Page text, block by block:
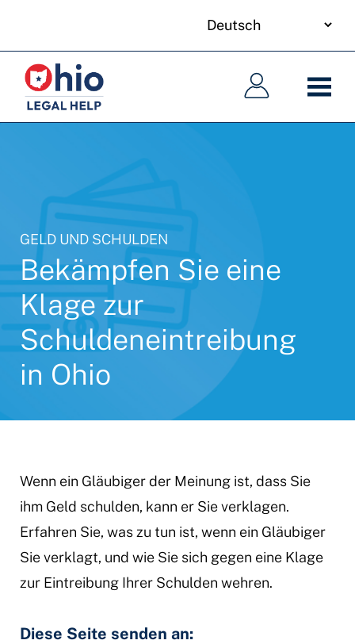
main
content
Hauptnavigation
Hauptnavigation
GELD UND SCHULDEN
Bekämpfen Sie eine
Klage zur
Schuldeneintreibung
in Ohio
Wenn ein Gläubiger der Meinung ist, dass Sie
ihm Geld schulden, kann er Sie verklagen.
Erfahren Sie, was zu tun ist, wenn ein Gläubiger
Sie verklagt, und wie Sie sich gegen eine Klage
zur Eintreibung Ihrer Schulden wehren.
Diese Seite senden an: